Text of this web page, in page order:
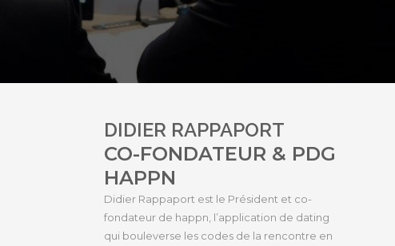
DIDIER RAPPAPORT
CO-FONDATEUR & PDG
HAPPN
Didier Rappaport est le Président et co-
fondateur de happn, l’application de dating
qui bouleverse les codes de la rencontre en